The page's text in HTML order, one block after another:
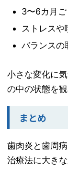
3〜6カ月
ストレスや
バランスの
小さな変化に
の中の状態を
まとめ
歯肉炎と歯周
治療法に大き